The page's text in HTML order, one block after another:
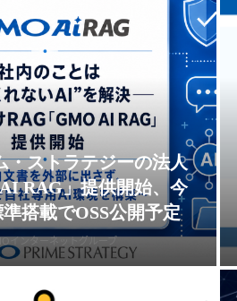
・ストラテジーの法人
RAG」提供開始、今
搭載でOSS公開予定
インターネットグループ